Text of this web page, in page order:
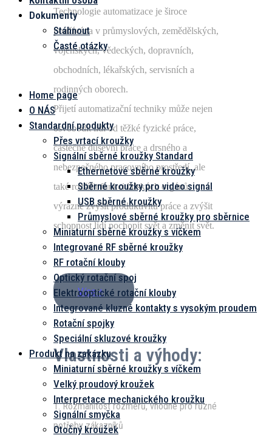
Dokumenty
Stáhnout
Časté otázky
Home page
O NÁS
Standardní produkty
Přes vrtací kroužky
Signální sběrné kroužky Standard
Ethernetové sběrné kroužky
Sběrné kroužky pro video signál
USB sběrné kroužky
Průmyslové sběrné kroužky pro sběrnice
Miniaturní sběrné kroužky s víčkem
Integrované RF sběrné kroužky
RF rotační klouby
Optický rotační spoj
Elektrooptické rotační klouby
Integrované kluzné kontakty s vysokým proudem
Rotační spojky
Speciální skluzové kroužky
Produkt na zakázku
Miniaturní sběrné kroužky s víčkem
Velký proudový kroužek
Interpretace mechanického kroužku
Signální smyčka
Otočný kroužek
Technologie automatizace je široce
používána v průmyslových, zemědělských,
vojenských, vědeckých, dopravních,
obchodních, lékařských, servisních a
rodinných oborech.
Přijetí automatizační techniky může nejen
osvobodit lidi od těžké fyzické práce,
částečné duševní práce a drsného a
nebezpečného pracovního prostředí, ale
také rozšířit funkci lidských orgánů,
výrazně zvýšit produktivitu práce a zvýšit
schopnost lidí pochopit svět a změnit svět.
Více +
Vlastnosti a výhody:
1. Rozmanitost rozměrů, vhodné pro různé
potřeby zákazníků